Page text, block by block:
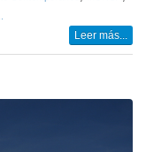
Leer más...